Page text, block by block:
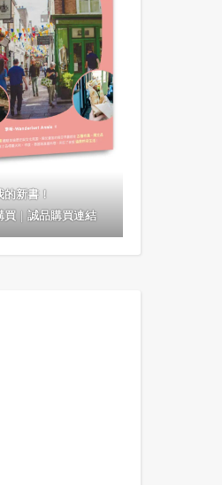
的新書！
買｜誠品購買連結